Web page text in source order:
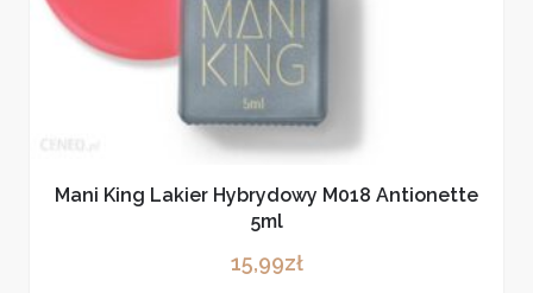
Mani King Lakier Hybrydowy M018 Antionette
5ml
15,99zł